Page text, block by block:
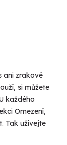
ani zrakové
si můžete
každého
Omezení,
Tak užívejte